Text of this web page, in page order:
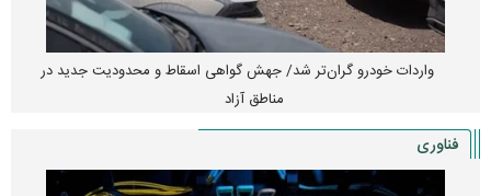
واردات خودرو گران‌تر شد/ جهش گواهی اسقاط و محدودیت جدید در
مناطق آزاد
فناوری